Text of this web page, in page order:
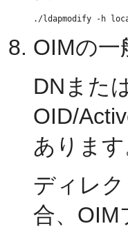
OIMの一
DNまた
OID/
あります
ディレ
合、OIM